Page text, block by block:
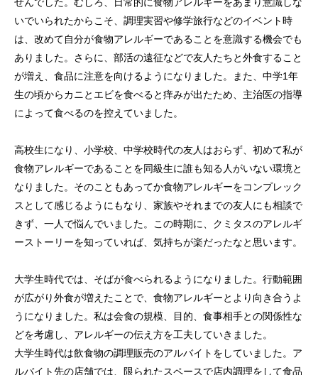
いでいられたからこそ、調理実習や修学旅行などのイベント時
は、改めて自分が食物アレルギーであることを意識する機会でも
ありました。さらに、部活の遠征などで友人たちと外食すること
が増え、食品に注意を向けるようになりました。また、中学1年
生の頃からカニとエビを食べると痒みが出たため、主治医の指導
によって食べるのを控えていました。
高校生になり、小学校、中学校時代の友人はおらず、初めて私が
食物アレルギーであることを同級生に誰も知る人がいない環境と
なりました。そのこともあってか食物アレルギーをコンプレック
スとして感じるようにもなり、家族やそれまでの友人にも相談で
きず、一人で悩んでいました。この時期に、クミタスのアレルギ
ーストーリーを知っていれば、気持ちが楽だったなと思います。
大学生時代では、そばが食べられるようになりました。行動範囲
が広がり外食が増えたことで、食物アレルギーとより向き合うよ
うになりました。私は会食の規模、目的、食事相手との関係性な
どを考慮し、アレルギーの伝え方を工夫していきました。
大学生時代は飲食物の調理販売のアルバイトをしていました。ア
ルバイト先の店舗では、限られたスペースで店内調理をして食品